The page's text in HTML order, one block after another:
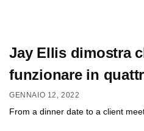
Jay Ellis dimostra
funzionare in
GENNAIO 12, 2022
From a dinner date to a client